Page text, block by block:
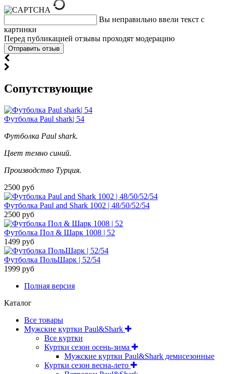
Вы неправильно ввели текст с
картинки
Перед публикацией отзывы проходят модерацию
Cопутствующие
Футболка Paul shark| 54
Футболка Paul shark.
Цвет темно синий.
Производство Турция.
2500 руб
Футболка Paul and Shark 1002 | 48/50/52/54
2500 руб
Футболка Пол & Шарк 1008 | 52
1499 руб
Футболка ПольШарк | 52/54
1999 руб
Полная версия
Каталог
Все товары
Мужские куртки Paul&Shark
Все куртки
Куртки сезон осень-зима
Мужские куртки Paul&Shark демисезонные
Куртки сезон весна-лето